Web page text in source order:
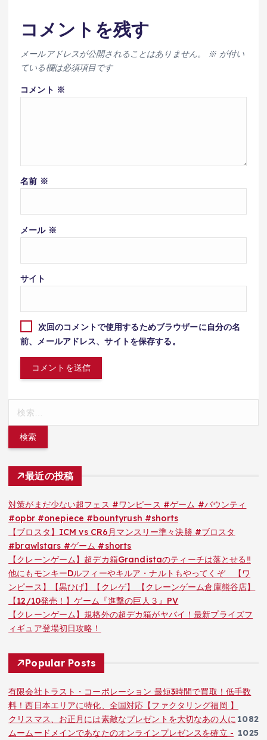
コメントを残す
メールアドレスが公開されることはありません。 ※が付い
ている欄は必須項目です
コメント ※
名前 ※
メール ※
サイト
次回のコメントで使用するためブラウザーに自分の名
前、メールアドレス、サイトを保存する。
最近の投稿
対策がまだ少ない超フェス #ワンピース #ゲーム #バウンティ
#opbr #onepiece #bountyrush #shorts
【ブロスタ】ICM vs CR6月マンスリー準々決勝 #ブロスタ
#brawlstars #ゲーム #shorts
【クレーンゲーム】超デカ箱Grandistaのティーチは落とせる‼︎
他にもモンキーDルフィーやキルア・ナルトもやってくぞ 【ワ
ンピース】【黒ひげ】【クレゲ】 【クレーンゲーム倉庫熊谷店】
【12/10発売！】ゲーム『進撃の巨人３』PV
【クレーンゲーム】規格外の超デカ箱がヤバイ！最新プライズフ
ィギュア登場初日攻略！
Popular Posts
有限会社トラスト・コーポレーション 最短3時間で買取！低手数
料！西日本エリアに特化、全国対応【ファクタリング福岡 】
1082
クリスマス、お正月には素敵なプレゼントを大切なあの人に
1025
ムームードメインであなたのオンラインプレゼンスを確立 -